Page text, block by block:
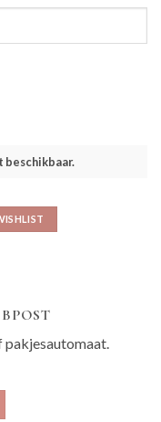
beschikbaar.
pakjesautomaat.